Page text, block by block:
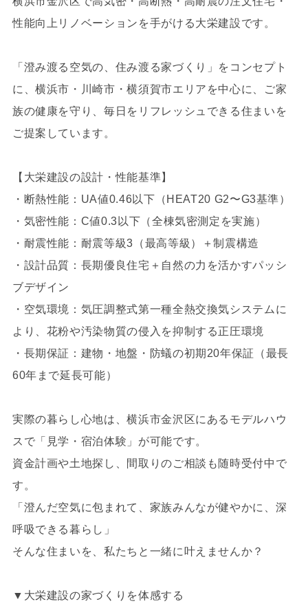
性能向上リノベーションを手がける大栄建設です。
「澄み渡る空気の、住み渡る家づくり」をコンセプト
に、横浜市・川崎市・横須賀市エリアを中心に、ご家
族の健康を守り、毎日をリフレッシュできる住まいを
ご提案しています。
【大栄建設の設計・性能基準】
・断熱性能：UA値0.46以下（HEAT20 G2〜G3基準）
・気密性能：C値0.3以下（全棟気密測定を実施）
・耐震性能：耐震等級3（最高等級）＋制震構造
・設計品質：長期優良住宅＋自然の力を活かすパッシ
ブデザイン
・空気環境：気圧調整式第一種全熱交換気システムに
より、花粉や汚染物質の侵入を抑制する正圧環境
・長期保証：建物・地盤・防蟻の初期20年保証（最長
60年まで延長可能）
実際の暮らし心地は、横浜市金沢区にあるモデルハウ
スで「見学・宿泊体験」が可能です。
資金計画や土地探し、間取りのご相談も随時受付中で
す。
「澄んだ空気に包まれて、家族みんなが健やかに、深
呼吸できる暮らし」
そんな住まいを、私たちと一緒に叶えませんか？
▼大栄建設の家づくりを体感する